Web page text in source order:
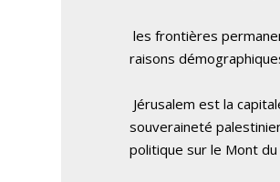
les frontières
raisons
Jérusalem est la
souveraineté
politique sur le Mont